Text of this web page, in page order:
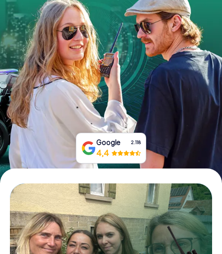
INT AT CH
DE
ES
FR UK
IE
IT
NL
Prenota Biglietti
Acquista i Voucher
Google 2.118
4,4